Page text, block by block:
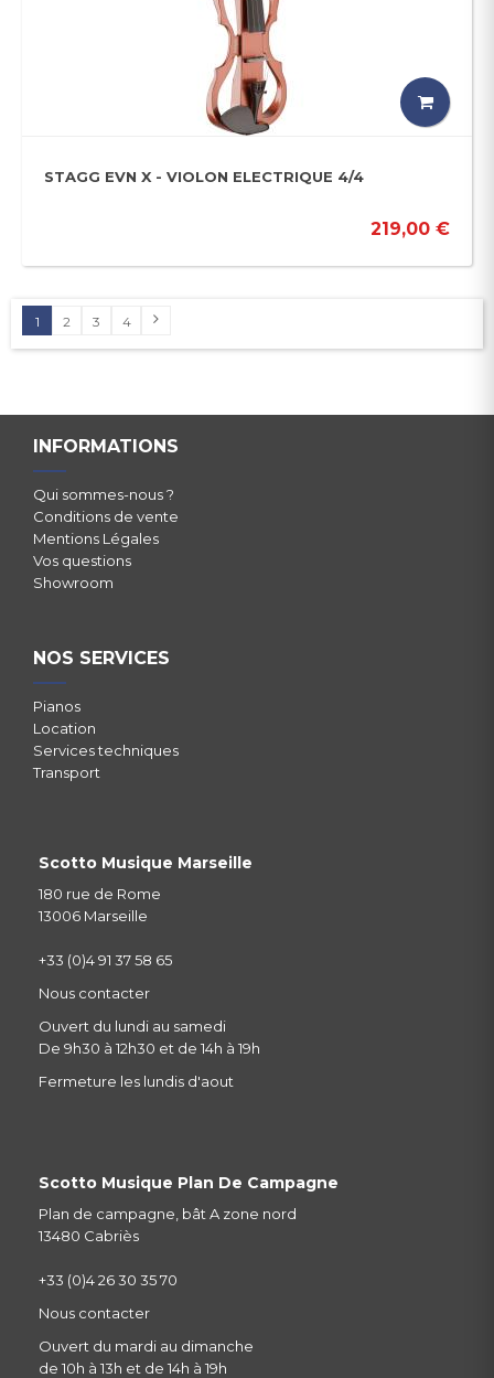
STAGG EVN X - VIOLON ELECTRIQUE 4/4
219,00 €
1 2 3 4
INFORMATIONS
Qui sommes-nous ?
Conditions de vente
Mentions Légales
Vos questions
Showroom
NOS SERVICES
Pianos
Location
Services techniques
Transport
Scotto Musique Marseille
180 rue de Rome
13006 Marseille
+33 (0)4 91 37 58 65
Nous contacter
Ouvert du lundi au samedi
De 9h30 à 12h30 et de 14h à 19h
Fermeture les lundis d'aout
Scotto Musique Plan De Campagne
Plan de campagne, bât A zone nord
13480 Cabriès
+33 (0)4 26 30 35 70
Nous contacter
Ouvert du mardi au dimanche
de 10h à 13h et de 14h à 19h